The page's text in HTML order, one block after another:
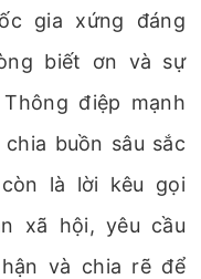
gia xứng đáng
biết ơn và sự
điệp mạnh
buồn sâu sắc
là lời kêu gọi
xã hội, yêu cầu
và chia rẽ để